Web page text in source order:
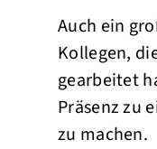
Auch ein
Kollegen,
gearbeitet
Präsenz zu
zu machen.